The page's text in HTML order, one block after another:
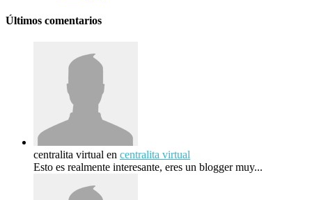
Últimos comentarios
centralita virtual en centralita virtual
Esto es realmente interesante, eres un blogger muy...